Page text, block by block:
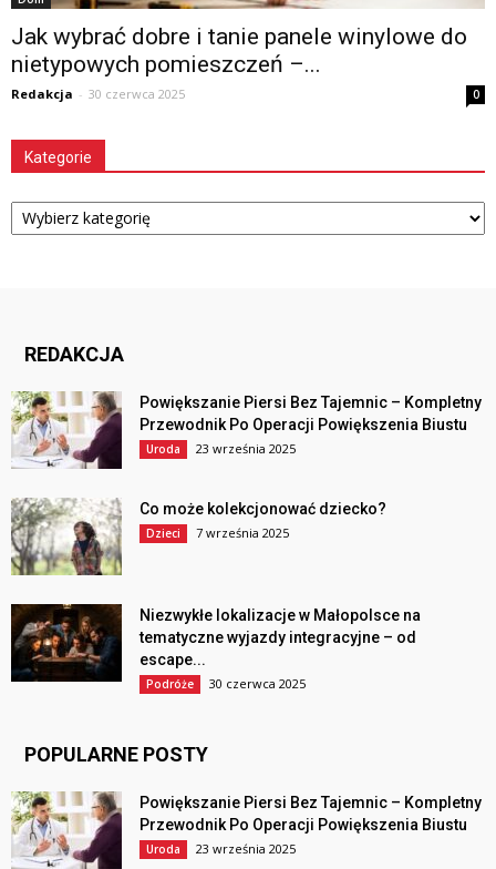
Jak wybrać dobre i tanie panele winylowe do
nietypowych pomieszczeń –...
Redakcja - 30 czerwca 2025 0
Kategorie
Kategorie
REDAKCJA
Powiększanie Piersi Bez Tajemnic – Kompletny
Przewodnik Po Operacji Powiększenia Biustu
Uroda 23 września 2025
Co może kolekcjonować dziecko?
Dzieci 7 września 2025
Niezwykłe lokalizacje w Małopolsce na
tematyczne wyjazdy integracyjne – od
escape...
Podróże 30 czerwca 2025
POPULARNE POSTY
Powiększanie Piersi Bez Tajemnic – Kompletny
Przewodnik Po Operacji Powiększenia Biustu
Uroda 23 września 2025